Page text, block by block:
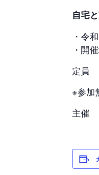
自宅
・令
・開
定員
※参加
主催